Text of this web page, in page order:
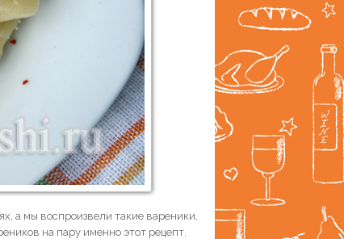
а мы воспроизвели такие вареники,
на пару именно этот рецепт.